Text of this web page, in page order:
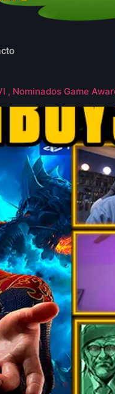
, Nominados Game